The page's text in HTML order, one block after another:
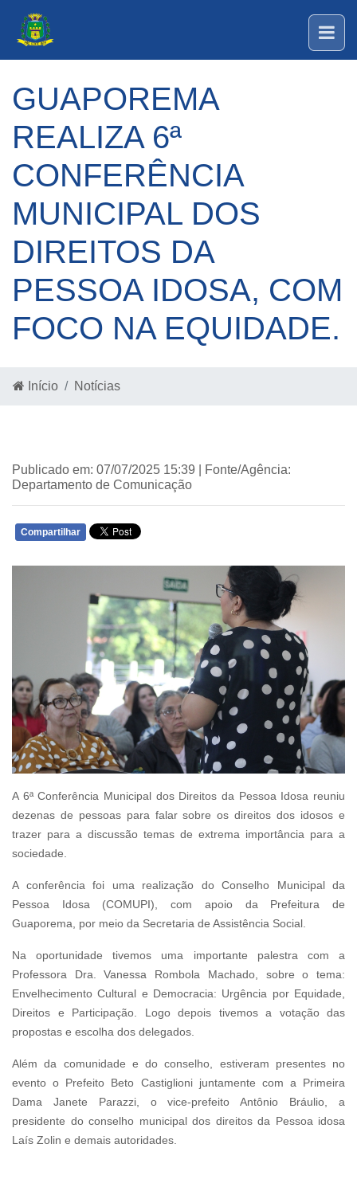
GUAPOREMA
REALIZA 6ª
CONFERÊNCIA
MUNICIPAL DOS
DIREITOS DA
PESSOA IDOSA, COM
FOCO NA EQUIDADE.
Início Notícias
Publicado em: 07/07/2025 15:39 | Fonte/Agência:
Departamento de Comunicação
Compartilhar
A 6ª Conferência Municipal dos Direitos da Pessoa Idosa reuniu
dezenas de pessoas para falar sobre os direitos dos idosos e
trazer para a discussão temas de extrema importância para a
sociedade.
A conferência foi uma realização do Conselho Municipal da
Pessoa Idosa (COMUPI), com apoio da Prefeitura de
Guaporema, por meio da Secretaria de Assistência Social.
Na oportunidade tivemos uma importante palestra com a
Professora Dra. Vanessa Rombola Machado, sobre o tema:
Envelhecimento Cultural e Democracia: Urgência por Equidade,
Direitos e Participação. Logo depois tivemos a votação das
propostas e escolha dos delegados.
Além da comunidade e do conselho, estiveram presentes no
evento o Prefeito Beto Castiglioni juntamente com a Primeira
Dama Janete Parazzi, o vice-prefeito Antônio Bráulio, a
presidente do conselho municipal dos direitos da Pessoa idosa
Laís Zolin e demais autoridades.